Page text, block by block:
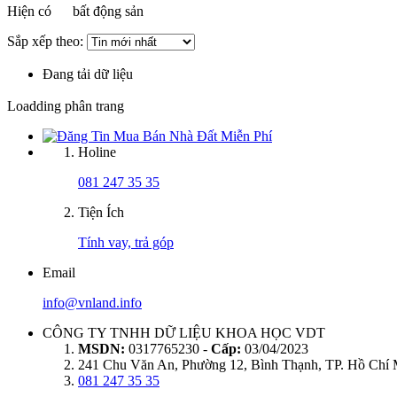
Hiện có
bất động sản
Sắp xếp theo:
Đang tải dữ liệu
Loadding phân trang
Holine
081 247 35 35
Tiện Ích
Tính vay, trả góp
Email
info@vnland.info
CÔNG TY TNHH DỮ LIỆU KHOA HỌC VDT
MSDN: 0317765230 - Cấp: 03/04/2023
241 Chu Văn An, Phường 12, Bình Thạnh, TP. Hồ Chí
081 247 35 35